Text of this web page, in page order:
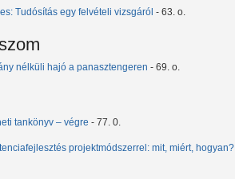
Tudósítás egy felvételi vizsgáról - 63. o.
nélküli hajó a panasztengeren - 69. o.
tankönyv – végre - 77. 0.
projektmódszerrel: mit, miért, hogyan?